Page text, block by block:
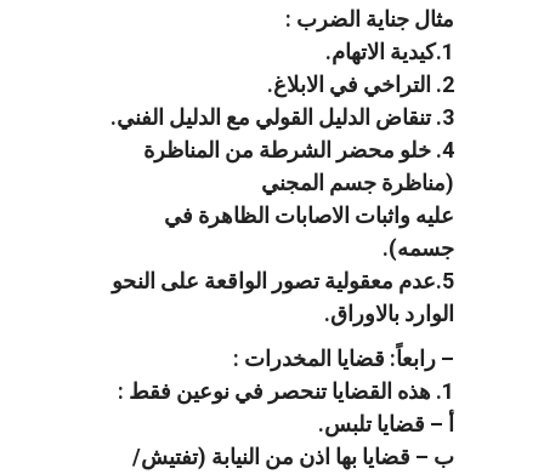
مثال جناية الضرب :
1.كيدية الاتهام.
2. التراخي في الابلاغ.
3. تنقاض الدليل القولي مع الدليل الفني.
4. خلو محضر الشرطة من المناظرة
(مناظرة جسم المجني
عليه واثبات الاصابات الظاهرة في
جسمه).
5.عدم معقولية تصور الواقعة على النحو
الوارد بالاوراق.
– رابعاً: قضايا المخدرات :
1. هذه القضايا تنحصر في نوعين فقط :
أ – قضايا تلبس.
ب – قضايا بها اذن من النيابة (تفتيش/